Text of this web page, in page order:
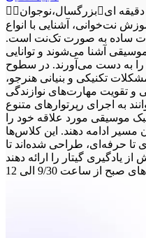
بزرگسال،نوجوان
نت‌خوانی، آشنایی با انواع
ساده به صورت تک‌نت است.
آشنا می‌شوند و توانایی
به دست می‌آورند. در سطوح
تکنیکی و بنیانی هنرجو،
تقویت مهارت‌های نوازندگی
به اجرای رپرتوارهای متنوع
موسیقی مورد علاقه خود را
مسیر ادامه دهند. این کلاس‌ها
تا حرفه‌ای، طراحی شده‌اند تا
صبح از ساعت 9/30 الی 12